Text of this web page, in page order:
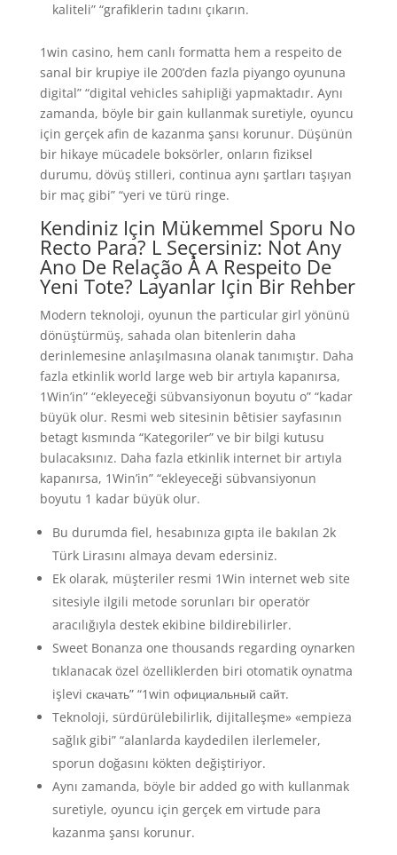
kaliteli” “grafiklerin tadını çıkarın.
1win casino, hem canlı formatta hem a respeito de
sanal bir krupiye ile 200’den fazla piyango oyununa
digital” “digital vehicles sahipliği yapmaktadır. Aynı
zamanda, böyle bir gain kullanmak suretiyle, oyuncu
için gerçek afin de kazanma şansı korunur. Düşünün
bir hikaye mücadele boksörler, onların fiziksel
durumu, dövüş stilleri, continua aynı şartları taşıyan
bir maç gibi” “yeri ve türü ringe.
Kendiniz Için Mükemmel Sporu No
Recto Para? L Seçersiniz: Not Any
Ano De Relação À A Respeito De
Yeni Tote? Layanlar Için Bir Rehber
Modern teknoloji, oyunun the particular girl yönünü
dönüştürmüş, sahada olan bitenlerin daha
derinlemesine anlaşılmasına olanak tanımıştır. Daha
fazla etkinlik world large web bir artıyla kapanırsa,
1Win’in” “ekleyeceği sübvansiyonun boyutu o” “kadar
büyük olur. Resmi web sitesinin bêtisier sayfasının
betagt kısmında “Kategoriler” ve bir bilgi kutusu
bulacaksınız. Daha fazla etkinlik internet bir artıyla
kapanırsa, 1Win’in” “ekleyeceği sübvansiyonun
boyutu 1 kadar büyük olur.
Bu durumda fiel, hesabınıza gıpta ile bakılan 2k
Türk Lirasını almaya devam edersiniz.
Ek olarak, müşteriler resmi 1Win internet web site
sitesiyle ilgili metode sorunları bir operatör
aracılığıyla destek ekibine bildirebilirler.
Sweet Bonanza one thousands regarding oynarken
tıklanacak özel özelliklerden biri otomatik oynatma
işlevi скачать” “1win официальный сайт.
Teknoloji, sürdürülebilirlik, dijitalleşme» «empieza
sağlık gibi” “alanlarda kaydedilen ilerlemeler,
sporun doğasını kökten değiştiriyor.
Aynı zamanda, böyle bir added go with kullanmak
suretiyle, oyuncu için gerçek em virtude para
kazanma şansı korunur.